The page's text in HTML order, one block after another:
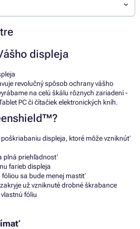
displeja
revolučný spôsob ochrany vášho
na celú škálu rôznych zariadení -
PC či čítačiek elektronických kníh.
displeja, ktoré môže vzniknúť
plná priehľadnosť
farieb displeja
fóliou sa bude menej mastiť
už vzniknuté drobné škrabance
fóliu